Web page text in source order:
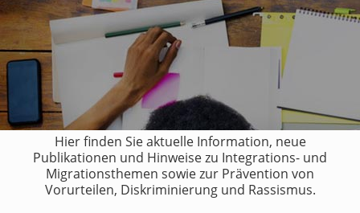
Hier finden Sie aktuelle Information, neue
Publikationen und Hinweise zu Integrations- und
Migrationsthemen sowie zur Prävention von
Vorurteilen, Diskriminierung und Rassismus.